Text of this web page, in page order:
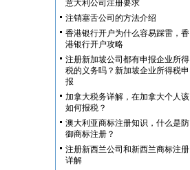
意大利公司注册要求
注销塞舌公司的方法介绍
香港银行开户为什么容易踩雷，香
港银行开户攻略
注册新加坡公司都有申报企业所得
税的义务吗？新加坡企业所得税申
报
加拿大税务详解，在加拿大个人该
如何报税？
澳大利亚商标注册知识，什么是防
御商标注册？
注册新西兰公司和新西兰商标注册
详解